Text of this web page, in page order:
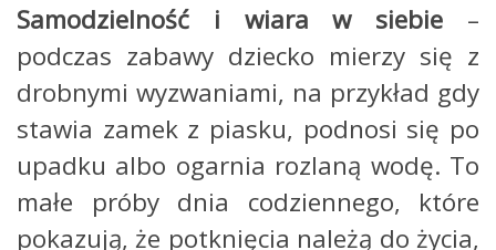
Samodzielność i wiara w siebie –
podczas zabawy dziecko mierzy się z
drobnymi wyzwaniami, na przykład gdy
stawia zamek z piasku, podnosi się po
upadku albo ogarnia rozlaną wodę. To
małe próby dnia codziennego, które
pokazują, że potknięcia należą do życia,